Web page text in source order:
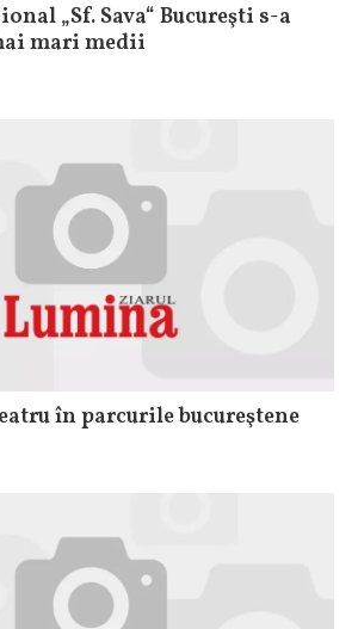
„Sf. Sava“ Bucureşti s-a
mari medii
în parcurile bucureştene